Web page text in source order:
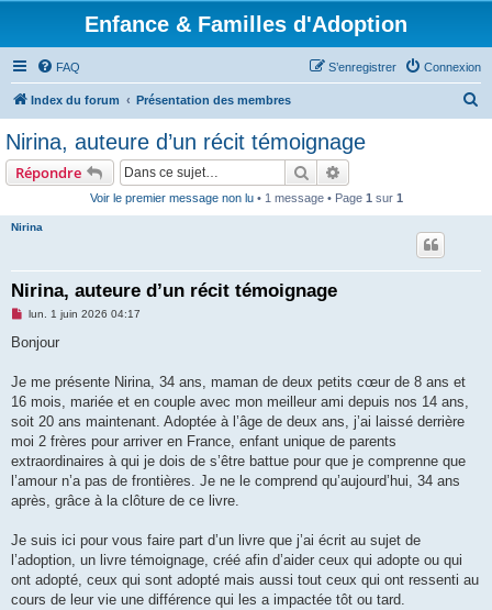
Enfance & Familles d'Adoption
FAQ Connexion
S’enregistrer
Index du forum Présentation des membres
Nirina, auteure d’un récit témoignage
Répondre Rechercher
Voir le premier message non lu• 1 message • Page 1 sur 1
Nirina
Nirina, auteure d’un récit témoignage
M
s
g
n
o
l
u
lun. 1 juin 2026 04:17
Bonjour
Je me présente Nirina, 34 ans, maman de deux petits cœur de 8 ans et
16 mois, mariée et en couple avec mon meilleur ami depuis nos 14 ans,
soit 20 ans maintenant. Adoptée à l’âge de deux ans, j’ai laissé derrière
moi 2 frères pour arriver en France, enfant unique de parents
extraordinaires à qui je dois de s’être battue pour que je comprenne que
l’amour n’a pas de frontières. Je ne le comprend qu’aujourd’hui, 34 ans
après, grâce à la clôture de ce livre.
Je suis ici pour vous faire part d’un livre que j’ai écrit au sujet de
l’adoption, un livre témoignage, créé afin d’aider ceux qui adopte ou qui
ont adopté, ceux qui sont adopté mais aussi tout ceux qui ont ressenti au
cours de leur vie une différence qui les a impactée tôt ou tard.